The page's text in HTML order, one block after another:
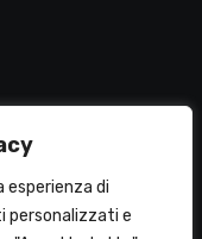
esperienza di
personalizzati e